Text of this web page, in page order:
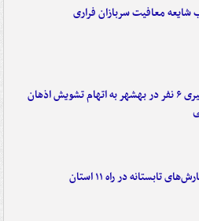
شایعه معافیت سربازان فراری
دستگیری ۶ نفر در بهشهر به اتهام تشویش اذهان
تابستانه در راه ۱۱ استان